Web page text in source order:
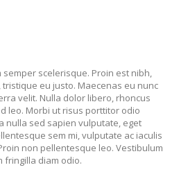
scelerisque. Proin est nibh,
eu justo. Maecenas eu nunc
velit. Nulla dolor libero, rhoncus
leo. Morbi ut risus porttitor odio
nulla sed sapien vulputate, eget
sem mi, vulputate ac iaculis
non pellentesque leo. Vestibulum
fringilla diam odio.